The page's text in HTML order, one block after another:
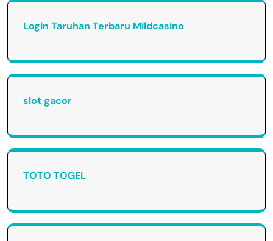
Login Taruhan Terbaru Mildcasino
slot gacor
TOTO TOGEL